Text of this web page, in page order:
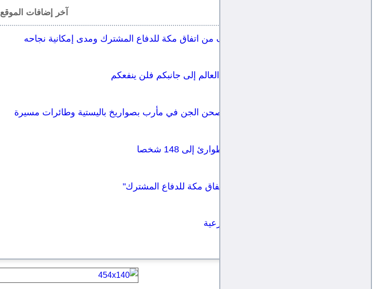
آخر إضافات الموقع
صحيفة بريطانية تكشف عن الهدف من اتفاق مكة للدفاع المشترك ومدى إمكانية نجاحه
المشاط للسعودية: لو حشدتم كل العالم إلى جانبكم فلن ينفعكم
قوات صنعاء تعلن قصف معسكر صحن الجن في مأرب بصواريخ باليستية وطائرات مسيرة
ارتفاع عدد قتلى وجرحى قوات الطوارئ إلى 148 شخصا
السعودية وتركيا وباكستان توقع "اتفاق مكة للدفاع المشترك"
مجلس القعادة وتحالف تدمير الشرعية